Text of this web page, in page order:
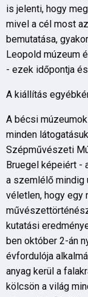
is jelenti, hogy
mivel a cél most
bemutatása,
Leopold múzeum
- ezek időpontja
A kiállítás
A bécsi
minden
Szépművészeti
Bruegel képeiért -
a szemlélő mindig
véletlen, hogy egy
kutatási
ben október 2-án
évfordulója
anyag kerül a
kölcsön a világ